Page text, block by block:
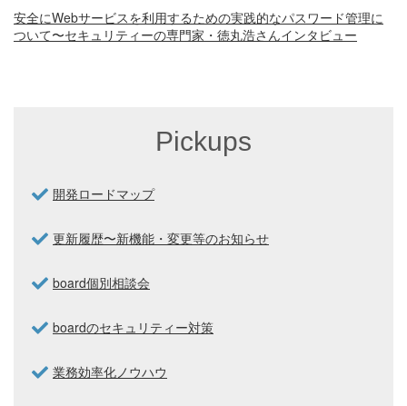
安全にWebサービスを利用するための実践的なパスワード管理に
ついて〜セキュリティーの専門家・徳丸浩さんインタビュー
Pickups
開発ロードマップ
更新履歴〜新機能・変更等のお知らせ
board個別相談会
boardのセキュリティー対策
業務効率化ノウハウ